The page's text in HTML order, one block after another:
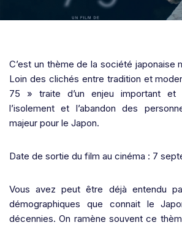
C’est un thème de la société japonaise
Loin des clichés entre tradition et
75 » traite d’un enjeu important et
l’isolement et l’abandon des
majeur pour le Japon.
Date de sortie du film au cinéma : 7
Vous avez peut être déjà entendu
démographiques que connait le
décennies. On ramène souvent ce